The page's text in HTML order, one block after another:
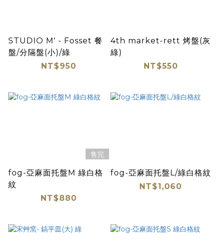
STUDIO M' - Fosset 餐
盤/分隔盤(小)/綠
NT$950
4th market-rett 烤盤(灰
綠)
NT$550
售完
fog-亞麻面托盤M 綠白格
紋
NT$880
fog-亞麻面托盤L/綠白格紋
NT$1,060